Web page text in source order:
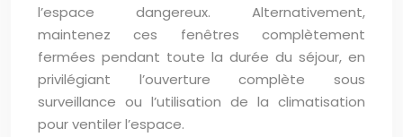
l’espace dangereux. Alternativement,
maintenez ces fenêtres complètement
fermées pendant toute la durée du séjour, en
privilégiant l’ouverture complète sous
surveillance ou l’utilisation de la climatisation
pour ventiler l’espace.